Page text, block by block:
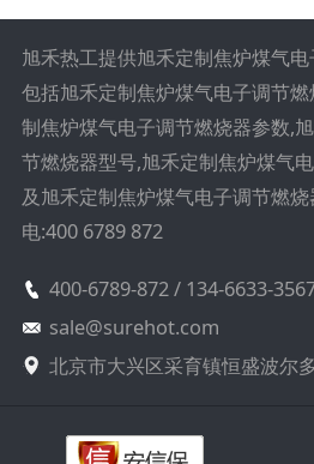
旭禾热工提供旭禾定制焦炉煤气
包括旭禾定制焦炉煤气电子调节
制焦炉煤气电子调节燃烧器参数,
节燃烧器型号,旭禾定制焦炉煤气
及旭禾定制焦炉煤气电子调节燃
电:400 6789 872
400-6789-872 / 134-6633-
sale@surehot.com
北京市大兴区采育镇恒盛波尔